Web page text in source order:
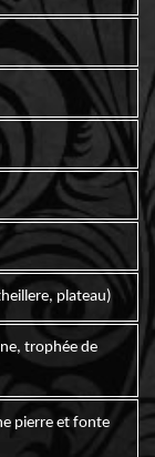
plateau)
trophée de
pierre et fonte